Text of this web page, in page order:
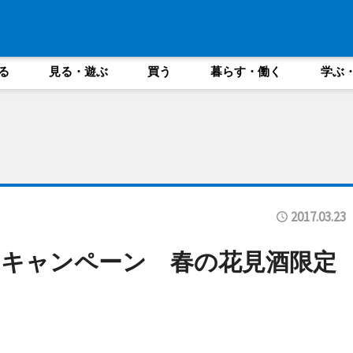
見る・遊ぶ 買う 暮らす・働く 学ぶ
2017.03.23
ャンペーン 春の花見酒限定